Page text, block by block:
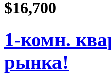
$16,700
1-комн.
рынка!